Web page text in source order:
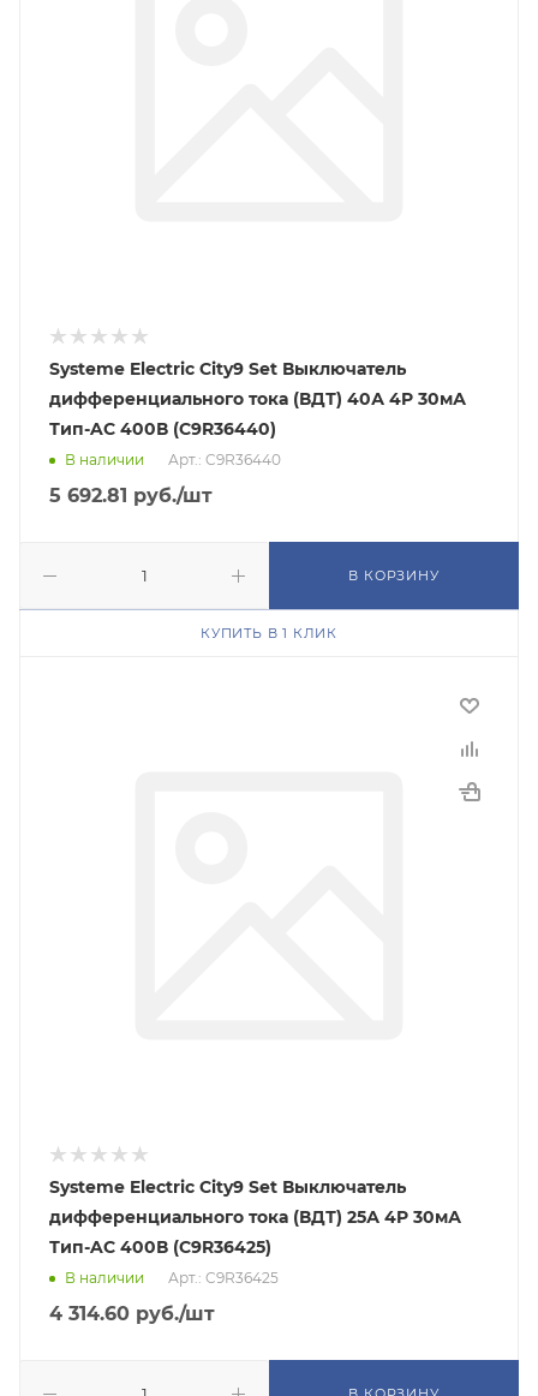
Systeme Electric City9 Set Выключатель
дифференциального тока (ВДТ) 40А 4P 30мА
Тип-AC 400В (C9R36440)
В наличии Арт.: C9R36440
5 692.81 руб./шт
В КОРЗИНУ
КУПИТЬ В 1 КЛИК
Systeme Electric City9 Set Выключатель
дифференциального тока (ВДТ) 25А 4P 30мА
Тип-AC 400В (C9R36425)
В наличии Арт.: C9R36425
4 314.60 руб./шт